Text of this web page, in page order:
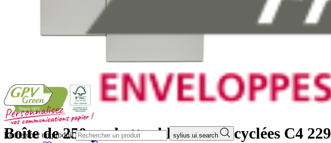
Rechercher un produit sylius.ui.search
Boîte de 250 pochettes blanches recyclées C4